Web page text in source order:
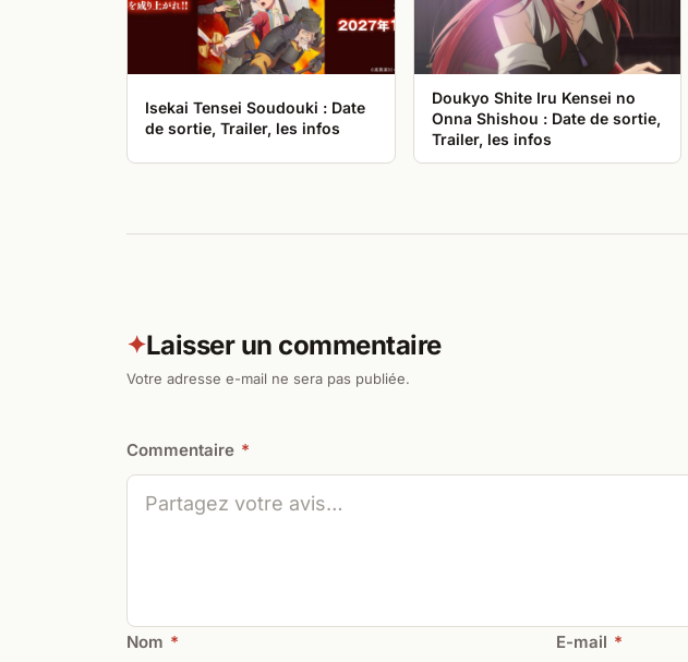
Isekai Tensei Soudouki : Date
de sortie, Trailer, les infos
Doukyo Shite Iru Kensei no
Onna Shishou : Date de sortie,
Trailer, les infos
✦Laisser un commentaire
Votre adresse e-mail ne sera pas publiée.
Commentaire *
Nom * E-mail *